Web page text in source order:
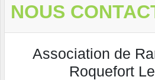
NOUS
Association de
Roquefort